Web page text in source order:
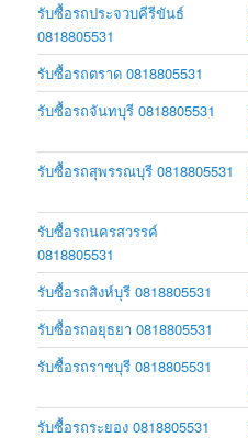
รับซื้อรถประจวบคีรีขันธ์
0818805531
รับซื้อรถตราด 0818805531
รับซื้อรถจันทบุรี 0818805531
รับซื้อรถสุพรรณบุรี 0818805531
รับซื้อรถนครสวรรค์
0818805531
รับซื้อรถสิงห์บุรี 0818805531
รับซื้อรถอยุธยา 0818805531
รับซื้อรถราชบุรี 0818805531
รับซื้อรถระยอง 0818805531